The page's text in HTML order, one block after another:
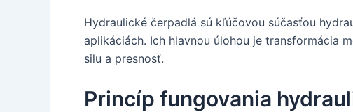
Hydraulické čerpadlá sú kľúčovou súčasťou
aplikáciách. Ich hlavnou úlohou je transformácia
silu a presnosť.
Princíp fungovania